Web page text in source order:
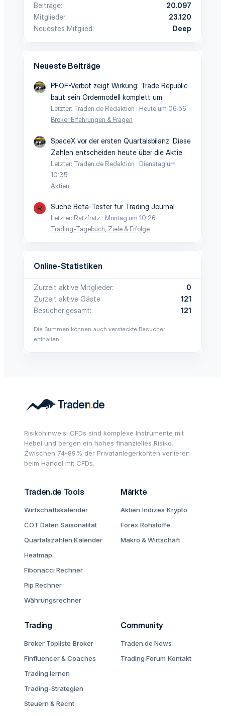
Beiträge
20.097
Mitglieder
23.120
Neuestes Mitglied
Deep
Neueste Beiträge
PFOF-Verbot zeigt Wirkung: Trade Republic
baut sein Ordermodell komplett um
Letzter: Traden.de Redaktion
Heute um 06:56
Broker Erfahrungen & Fragen
SpaceX vor der ersten Quartalsbilanz: Diese
Zahlen entscheiden heute über die Aktie
Letzter: Traden.de Redaktion
Dienstag um
10:35
Aktien
R Suche Beta-Tester für Trading Journal
Letzter: Ratzfratz
Montag um 10:26
Trading-Tagebuch, Ziele & Erfolge
Online-Statistiken
Zurzeit aktive Mitglieder
0
Zurzeit aktive Gäste
121
Besucher gesamt
121
Die Summen können auch versteckte Besucher
enthalten.
Risikohinweis: CFDs sind komplexe Instrumente mit
Hebel und bergen ein hohes finanzielles Risiko.
Zwischen 74-89% der Privatanlegerkonten verlieren
beim Handel mit CFDs.
Traden.de Tools
Wirtschaftskalender
COT Daten Saisonalität
Quartalszahlen Kalender
Heatmap
Fibonacci Rechner
Pip Rechner
Währungsrechner
Märkte
Aktien Indizes Krypto
Forex Rohstoffe
Makro & Wirtschaft
Trading
Broker Topliste Broker
Finfluencer & Coaches
Trading lernen
Trading-Strategien
Steuern & Recht
Community
Traden.de News
Trading Forum Kontakt